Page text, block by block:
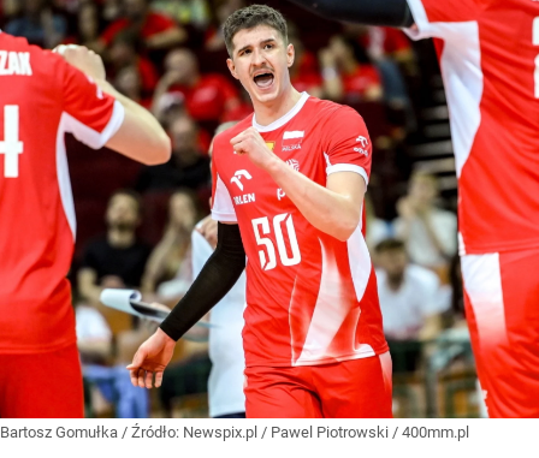
Bartosz Gomułka / Źródło: Newspix.pl / Pawel Piotrowski / 400mm.pl